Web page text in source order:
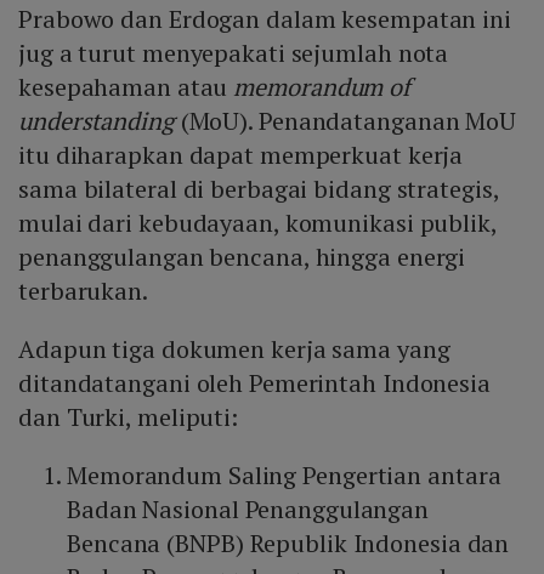
Prabowo dan Erdogan dalam kesempatan ini
jug a turut menyepakati sejumlah nota
kesepahaman atau memorandum of
understanding(MoU). Penandatanganan MoU
itu diharapkan dapat memperkuat kerja
sama bilateral di berbagai bidang strategis,
mulai dari kebudayaan, komunikasi publik,
penanggulangan bencana, hingga energi
terbarukan.
Adapun tiga dokumen kerja sama yang
ditandatangani oleh Pemerintah Indonesia
dan Turki, meliputi:
Memorandum Saling Pengertian antara
Badan Nasional Penanggulangan
Bencana (BNPB) Republik Indonesia dan